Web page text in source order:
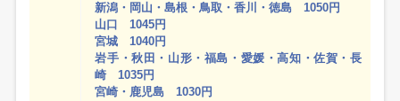
新潟・岡山・島根・鳥取・香川・徳島 1050円
山口 1045円
宮城 1040円
岩手・秋田・山形・福島・愛媛・高知・佐賀・長
崎 1035円
宮崎・鹿児島 1030円